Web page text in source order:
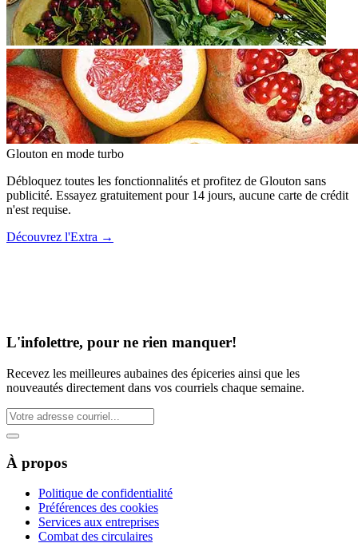
Glouton en mode turbo
Débloquez toutes les fonctionnalités et profitez de Glouton sans
publicité. Essayez gratuitement pour 14 jours, aucune carte de crédit
n'est requise.
Découvrez l'Extra →
L'infolettre, pour ne rien manquer!
Recevez les meilleures aubaines des épiceries ainsi que les
nouveautés directement dans vos courriels chaque semaine.
À propos
Politique de confidentialité
Préférences des cookies
Services aux entreprises
Combat des circulaires